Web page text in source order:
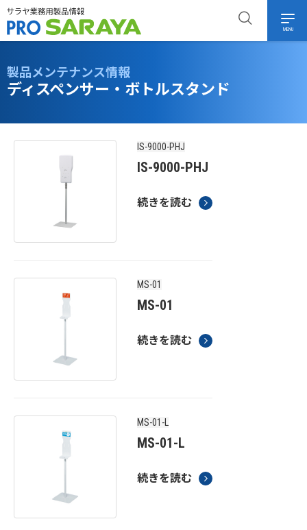
MENU
製品メンテナンス情報
ディスペンサー・ボトルスタンド
IS-9000-PHJ
IS-9000-PHJ
続きを読む
MS-01
MS-01
続きを読む
MS-01-L
MS-01-L
続きを読む